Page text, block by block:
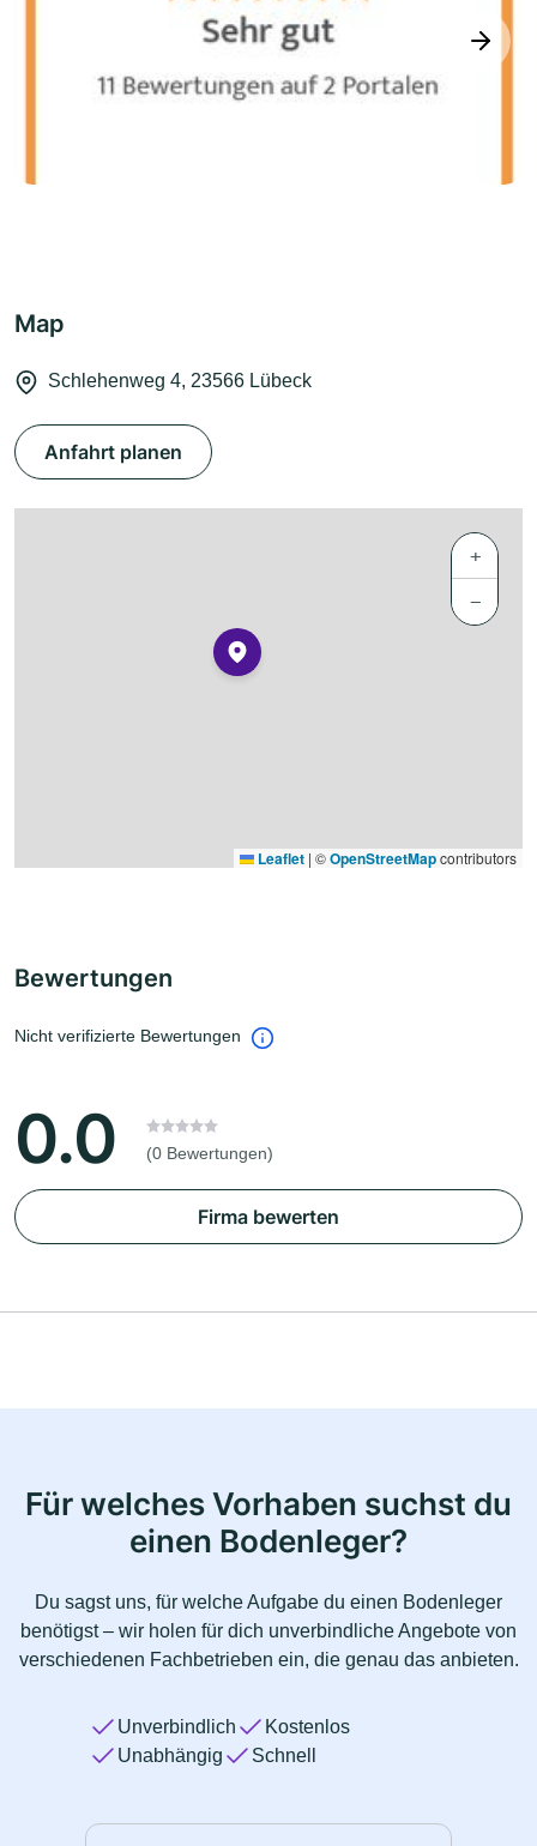
next
Map
Schlehenweg 4, 23566 Lübeck
Anfahrt planen
+
−
Leaflet | ©OpenStreetMapcontributors
Bewertungen
Nicht verifizierte Bewertungen
0.0 (0 Bewertungen)
Firma bewerten
Für welches Vorhaben suchst du
einen Bodenleger?
Du sagst uns, für welche Aufgabe du einen Bodenleger
benötigst – wir holen für dich unverbindliche Angebote von
verschiedenen Fachbetrieben ein, die genau das anbieten.
Unverbindlich
Kostenlos
Unabhängig
Schnell